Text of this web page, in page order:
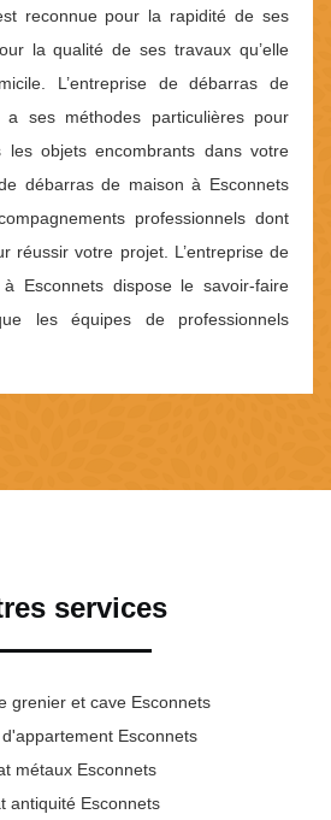
reconnue pour la rapidité de ses
la qualité de ses travaux qu’elle
L’entreprise de débarras de
a ses méthodes particulières pour
objets encombrants dans votre
débarras de maison à Esconnets
professionnels dont
réussir votre projet. L’entreprise de
Esconnets dispose le savoir-faire
les équipes de professionnels
services
grenier et cave Esconnets
Esconnets
métaux Esconnets
antiquité Esconnets